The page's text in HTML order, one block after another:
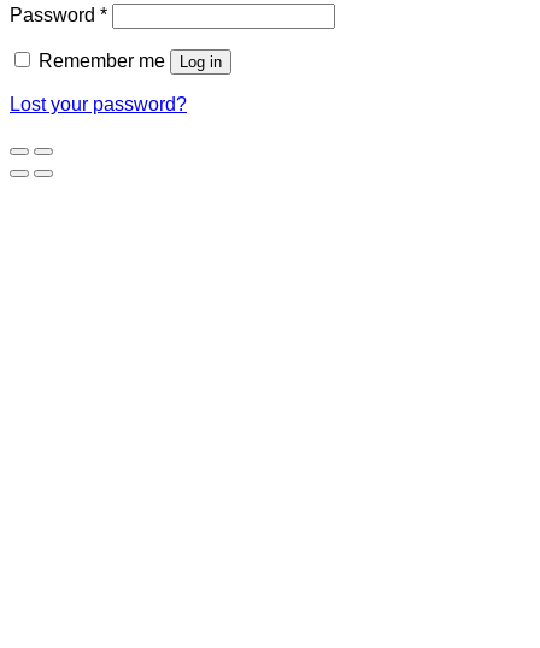
Password *Required
Remember me Log in
Lost your password?